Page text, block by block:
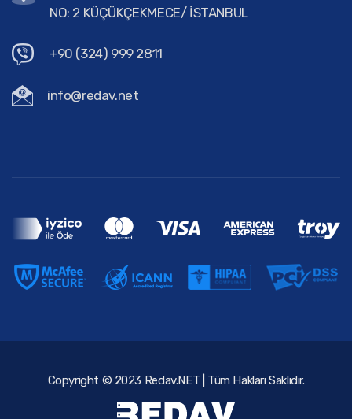
NO: 2 KÜÇÜKÇEKMECE/ İSTANBUL
+90 (324) 999 2811
info@redav.net
Copyright © 2023 Redav.NET | Tüm Hakları Saklıdır.